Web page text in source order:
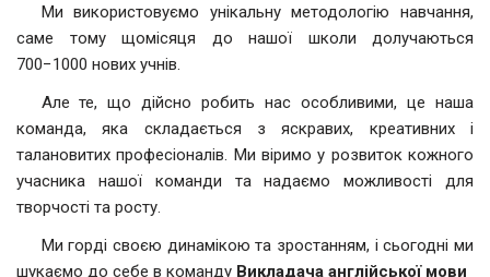
Ми використовуємо унікальну методологію навчання,
саме тому щомісяця до нашої школи долучаються
700−1000 нових учнів.
Але те, що дійсно робить нас особливими, це наша
команда, яка складається з яскравих, креативних і
талановитих професіоналів. Ми віримо у розвиток кожного
учасника нашої команди та надаємо можливості для
творчості та росту.
Ми горді своєю динамікою та зростанням, і сьогодні ми
шукаємо до себе в команду Викладача англійської мови